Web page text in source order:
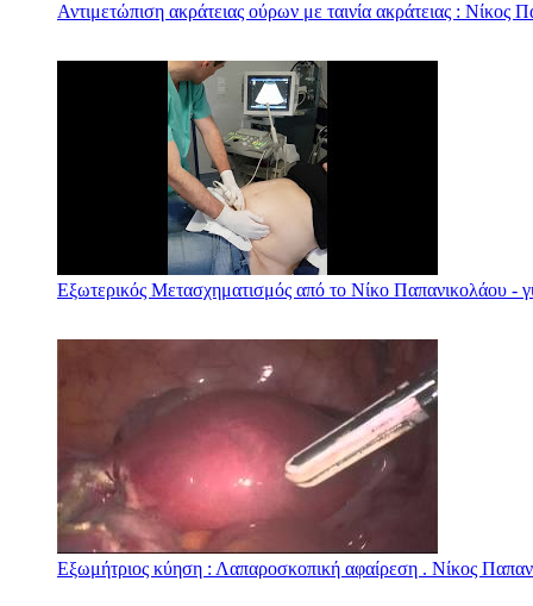
Αντιμετώπιση ακράτειας ούρων με ταινία ακράτειας : Νίκος
Εξωτερικός Μετασχηματισμός από το Νίκο Παπανικολάου -
Εξωμήτριος κύηση : Λαπαροσκοπική αφαίρεση . Νίκος